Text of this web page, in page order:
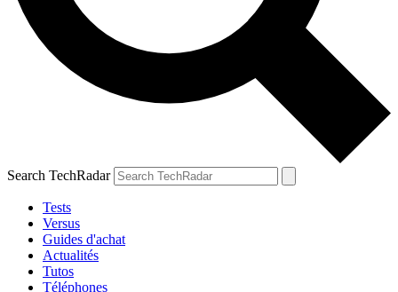
Search TechRadar
Tests
Versus
Guides d'achat
Actualités
Tutos
Téléphones